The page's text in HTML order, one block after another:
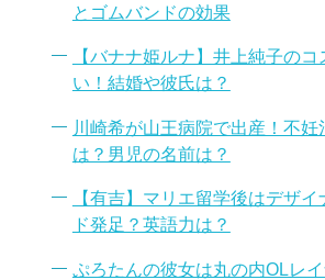
とゴムバンドの効果
【バナナ姫ルナ】井上純子の
い！結婚や彼氏は？
川崎希が山王病院で出産！不
は？男児の名前は？
【有吉】マリエ留学後はデザ
ド発足？英語力は？
ぷろたんの彼女は丸の内OLレ